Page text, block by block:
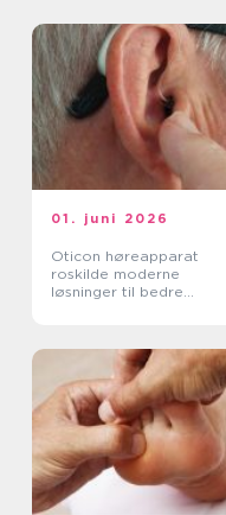
01. juni 2026
Oticon høreapparat
roskilde moderne
løsninger til bedre